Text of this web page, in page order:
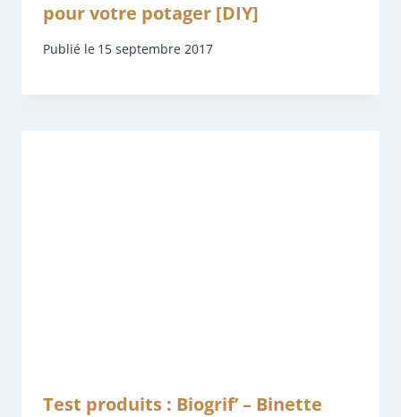
pour votre potager [DIY]
Publié le 15 septembre 2017
Test produits : Biogrif’ – Binette